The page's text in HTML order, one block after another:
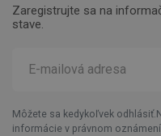
Zaregistrujte sa na
stave.
Môžete sa kedykoľvek
informácie v právnom oznámení.